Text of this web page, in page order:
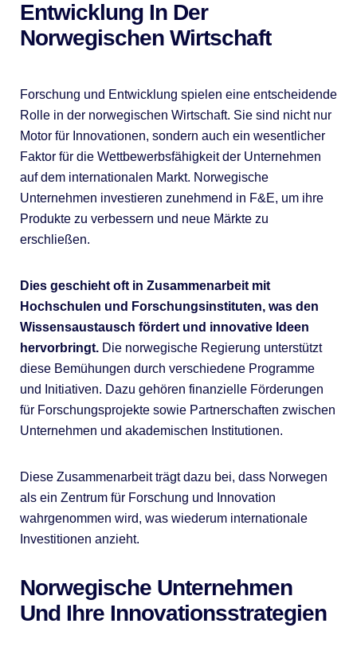
Entwicklung In Der
Norwegischen Wirtschaft
Forschung und Entwicklung spielen eine entscheidende
Rolle in der norwegischen Wirtschaft. Sie sind nicht nur
Motor für Innovationen, sondern auch ein wesentlicher
Faktor für die Wettbewerbsfähigkeit der Unternehmen
auf dem internationalen Markt. Norwegische
Unternehmen investieren zunehmend in F&E, um ihre
Produkte zu verbessern und neue Märkte zu
erschließen.
Dies geschieht oft in Zusammenarbeit mit
Hochschulen und Forschungsinstituten, was den
Wissensaustausch fördert und innovative Ideen
hervorbringt.Die norwegische Regierung unterstützt
diese Bemühungen durch verschiedene Programme
und Initiativen. Dazu gehören finanzielle Förderungen
für Forschungsprojekte sowie Partnerschaften zwischen
Unternehmen und akademischen Institutionen.
Diese Zusammenarbeit trägt dazu bei, dass Norwegen
als ein Zentrum für Forschung und Innovation
wahrgenommen wird, was wiederum internationale
Investitionen anzieht.
Norwegische Unternehmen
Und Ihre Innovationsstrategien